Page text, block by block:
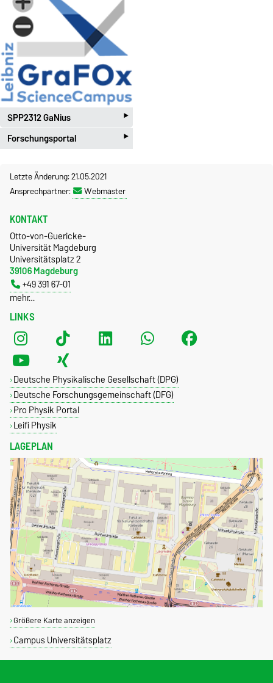
Forschungsportal ‣
SPP2312 GaNius ‣
Letzte Änderung: 21.05.2021
Ansprechpartner:
Webmaster
LINKS
Deutsche Physikalische Gesellschaft (DPG)
Deutsche Forschungsgemeinschaft (DFG)
Pro Physik Portal
Leifi Physik
KONTAKT
Otto-von-Guericke-
Universität Magdeburg
Universitätsplatz 2
39106 Magdeburg
+49 391 67-01
mehr…
LAGEPLAN
Größere Karte anzeigen
Campus Universitätsplatz